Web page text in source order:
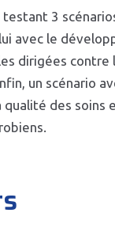
testant 3
avec le
dirigées contre
un scénario
des soins